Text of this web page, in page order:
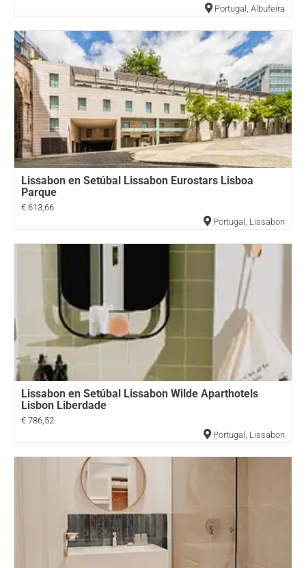
Portugal , Albufeira
Lissabon en Setúbal Lissabon Eurostars Lisboa
Parque
€ 613,66
Portugal , Lissabon
Lissabon en Setúbal Lissabon Wilde Aparthotels
Lisbon Liberdade
€ 786,52
Portugal , Lissabon